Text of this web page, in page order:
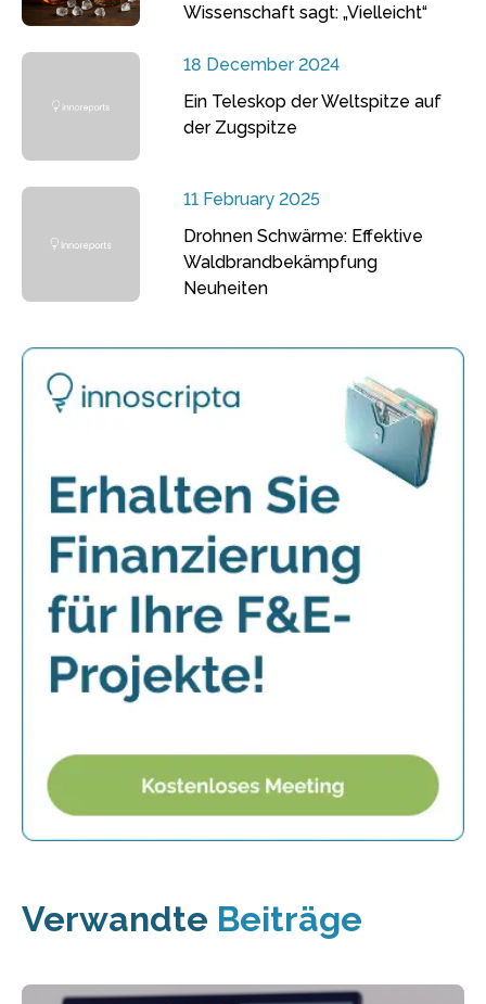
Wissenschaft sagt: „Vielleicht“
18 December 2024
Ein Teleskop der Weltspitze auf
der Zugspitze
11 February 2025
Drohnen Schwärme: Effektive
Waldbrandbekämpfung
Neuheiten
Verwandte Beiträge